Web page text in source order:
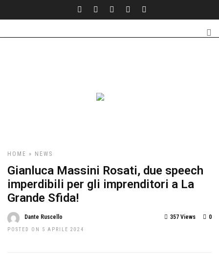
HOME » NEWS
Gianluca Massini Rosati, due speech
imperdibili per gli imprenditori a La
Grande Sfida!
Dante Ruscello
POSTED ON 5 APRILE 2024
0
357 Views